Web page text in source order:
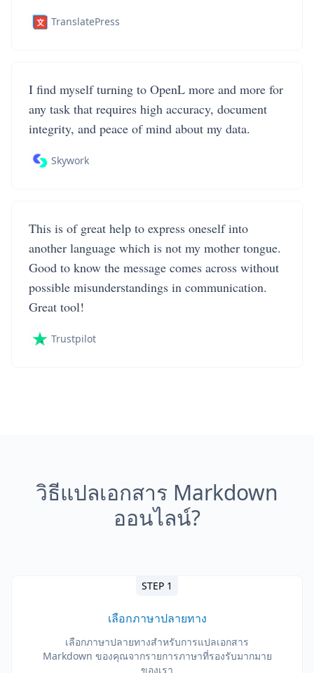
TranslatePress
I find myself turning to OpenL more and more for
any task that requires high accuracy, document
integrity, and peace of mind about my data.
Skywork
This is of great help to express oneself into
another language which is not my mother tongue.
Good to know the message comes across without
possible misunderstandings in communication.
Great tool!
Trustpilot
วิธีแปลเอกสาร Markdown
ออนไลน์?
STEP 1
เลือกภาษาปลายทาง
เลือกภาษาปลายทางสำหรับการแปลเอกสาร
Markdown ของคุณจากรายการภาษาที่รองรับมากมาย
ของเรา